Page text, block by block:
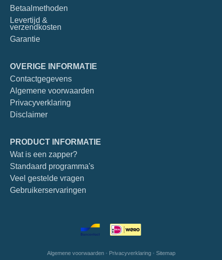
Betaalmethoden
Levertijd &
verzendkosten
Garantie
OVERIGE INFORMATIE
Contactgegevens
Algemene voorwaarden
Privacyverklaring
Disclaimer
PRODUCT INFORMATIE
Wat is een zapper?
Standaard programma's
Veel gestelde vragen
Gebruikerservaringen
Algemene voorwaarden• Privacyverklaring• Sitemap